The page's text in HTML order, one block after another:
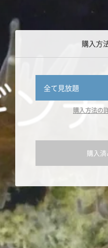
購入方
全て見放題
購入方法の
購入